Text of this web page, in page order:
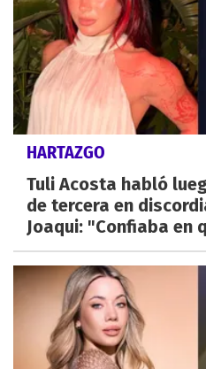
HARTAZGO
Tuli Acosta habló
de tercera en
Joaqui: "Confiaba en